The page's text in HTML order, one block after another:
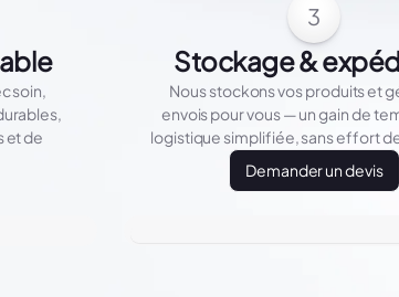
soin,
et de
3
Stockage &
Nous stockons vos produits et
envois pour vous — un gain de
logistique simplifiée, sans effort
Demander un devis